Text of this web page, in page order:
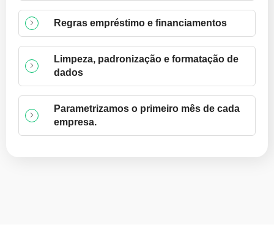
Regras empréstimo e financiamentos
Limpeza, padronização e formatação de
dados
Parametrizamos o primeiro mês de cada
empresa.